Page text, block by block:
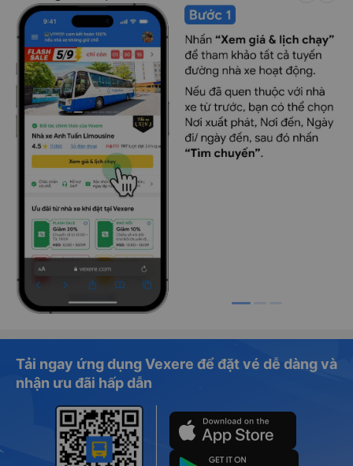
Tải ngay ứng dụng Vexere để đặt vé dễ dàng và
nhận ưu đãi hấp dẫn